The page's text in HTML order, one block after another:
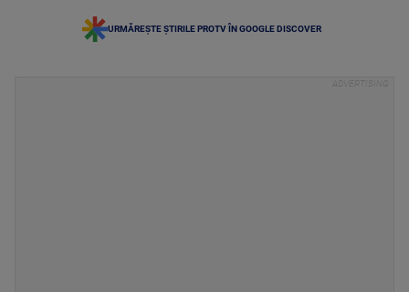
URMĂREȘTE ȘTIRILE PROTV ÎN GOOGLE DISCOVER